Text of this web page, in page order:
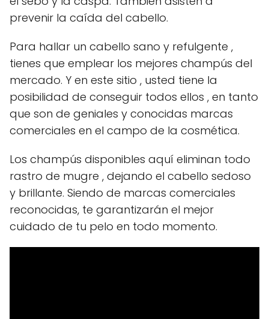
prevenir la caída del cabello.
Para hallar un cabello sano y refulgente ,
tienes que emplear los mejores champús del
mercado. Y en este sitio , usted tiene la
posibilidad de conseguir todos ellos , en tanto
que son de geniales y conocidas marcas
comerciales en el campo de la cosmética.
Los champús disponibles aquí eliminan todo
rastro de mugre , dejando el cabello sedoso
y brillante. Siendo de marcas comerciales
reconocidas, te garantizarán el mejor
cuidado de tu pelo en todo momento.